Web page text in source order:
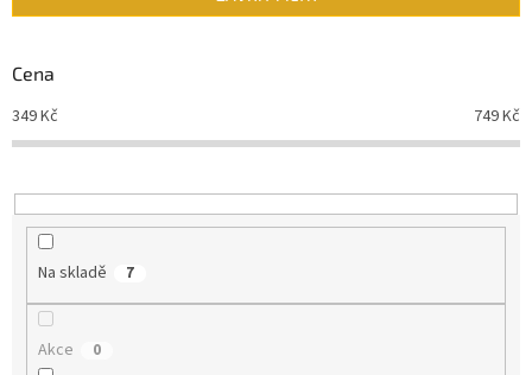
í
r
o
d
u
t
ů
Cena
349Kč 749Kč
Na skladě 7
Akce 0